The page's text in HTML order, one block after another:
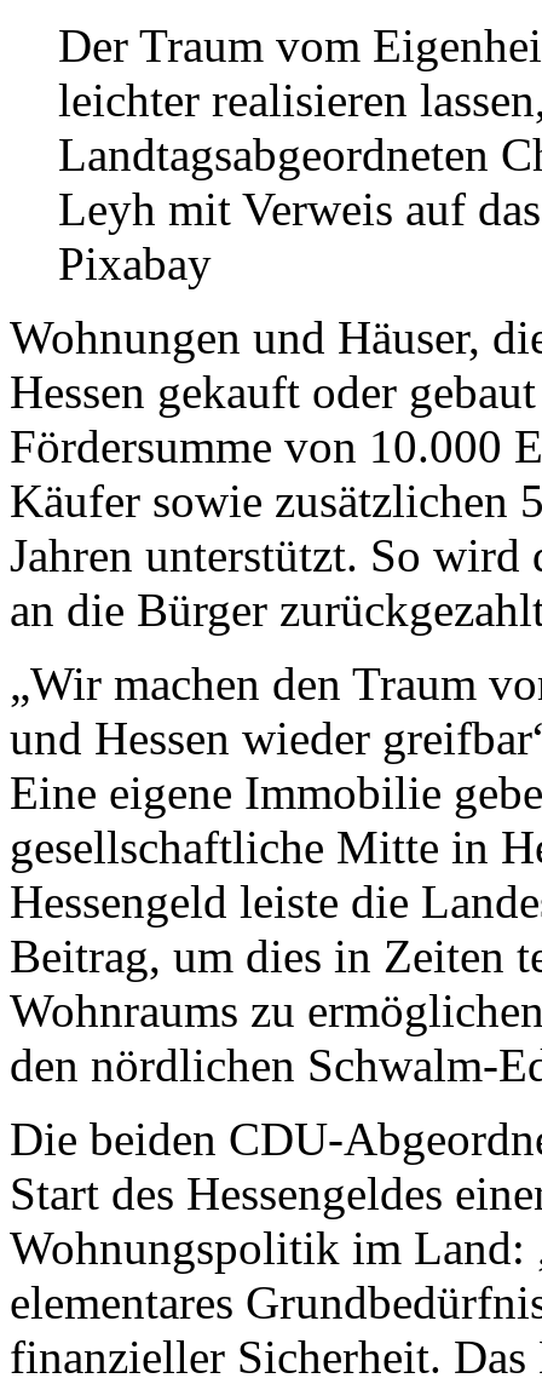
Der Traum vom
leichter realisieren
Landtagsabgeordneten
Leyh mit Verweis auf
Pixabay
Wohnungen und Häuser,
Hessen gekauft oder
Fördersumme von 10.000
Käufer sowie zusätzlichen
Jahren unterstützt. So wird
an die Bürger
„Wir machen den Traum
und Hessen wieder
Eine eigene Immobilie
gesellschaftliche Mitte in
Hessengeld leiste die
Beitrag, um dies in Zeiten
Wohnraums zu
den nördlichen Schwalm-
Die beiden CDU-
Start des Hessengeldes
Wohnungspolitik im Land:
elementares
finanzieller Sicherheit.